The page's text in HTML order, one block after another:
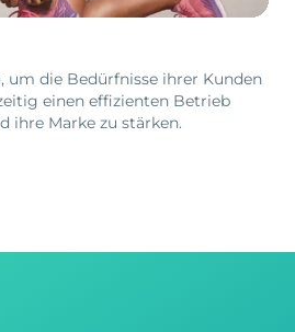
um die Bedürfnisse ihrer Kunden
einen effizienten Betrieb
ihre Marke zu stärken.